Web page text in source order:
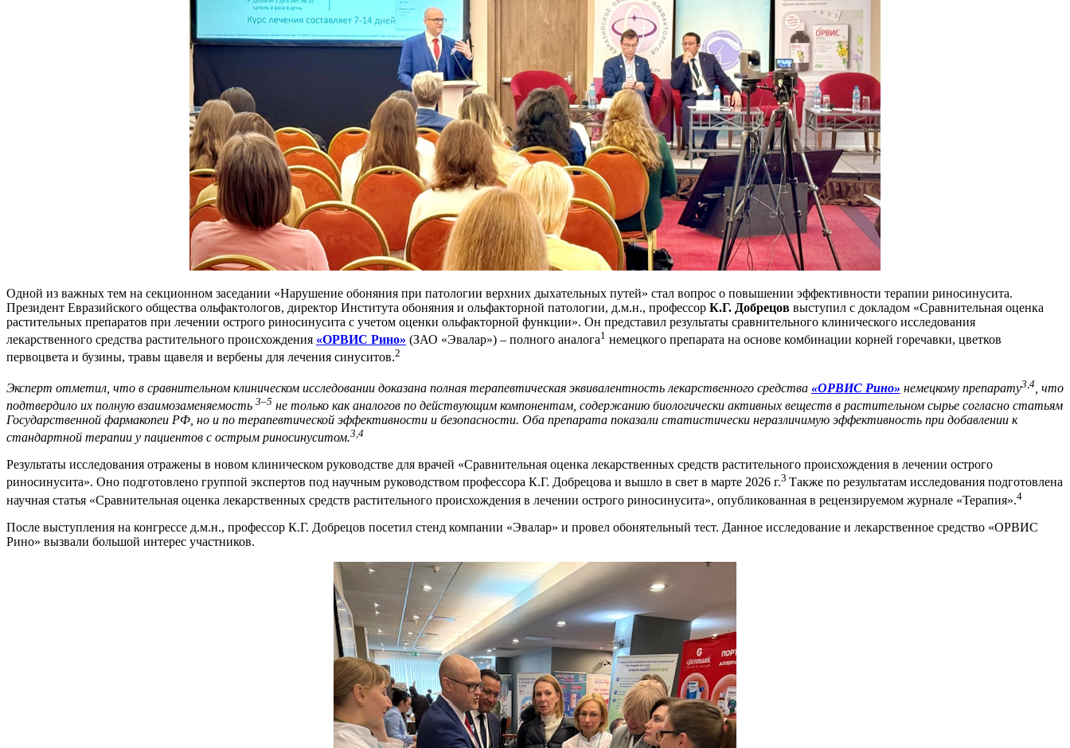
Одной из важных тем на секционном заседании «Нарушение обоняния при патологии верхних дыхательных путей» стал вопрос о повышении эффективности терапии риносинусита.
Президент Евразийского общества ольфактологов, директор Института обоняния и ольфакторной патологии, д.м.н., профессор К.Г. Добрецов выступил с докладом «Сравнительная оценка
растительных препаратов при лечении острого риносинусита с учетом оценки ольфакторной функции». Он представил результаты сравнительного клинического исследования
лекарственного средства растительного происхождения «ОРВИС Рино» (ЗАО «Эвалар») – полного аналога1 немецкого препарата на основе комбинации корней горечавки, цветков
первоцвета и бузины, травы щавеля и вербены для лечения синуситов.2
Эксперт отметил, что в сравнительном клиническом исследовании доказана полная терапевтическая эквивалентность лекарственного средства «ОРВИС Рино» немецкому препарату3,4 , что
подтвердило их полную взаимозаменяемость 3–5 не только как аналогов по действующим компонентам, содержанию биологически активных веществ в растительном сырье согласно статьям
Государственной фармакопеи РФ, но и по терапевтической эффективности и безопасности. Оба препарата показали статистически неразличимую эффективность при добавлении к
стандартной терапии у пациентов с острым риносинуситом.3,4
Результаты исследования отражены в новом клиническом руководстве для врачей «Сравнительная оценка лекарственных средств растительного происхождения в лечении острого
риносинусита». Оно подготовлено группой экспертов под научным руководством профессора К.Г. Добрецова и вышло в свет в марте 2026 г.3 Также по результатам исследования подготовлена
научная статья «Сравнительная оценка лекарственных средств растительного происхождения в лечении острого риносинусита», опубликованная в рецензируемом журнале «Терапия».4
После выступления на конгрессе д.м.н., профессор К.Г. Добрецов посетил стенд компании «Эвалар» и провел обонятельный тест. Данное исследование и лекарственное средство «ОРВИС
Рино» вызвали большой интерес участников.